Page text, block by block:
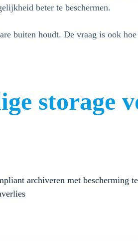
beter te beschermen.
buiten houdt. De vraag is ook
storage
archiveren met bescherming